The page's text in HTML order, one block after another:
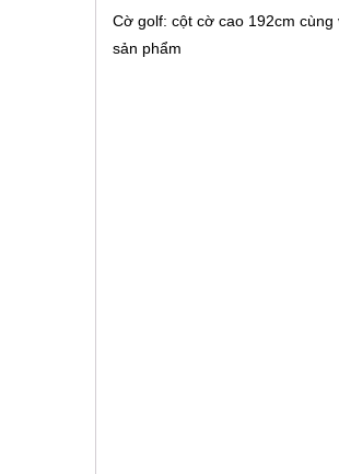
Cờ golf: cột cờ cao 192cm
sản phẩm